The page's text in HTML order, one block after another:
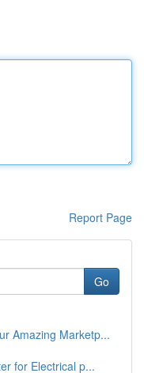
Report Page
Go
Amazing Marketp...
for Electrical p...